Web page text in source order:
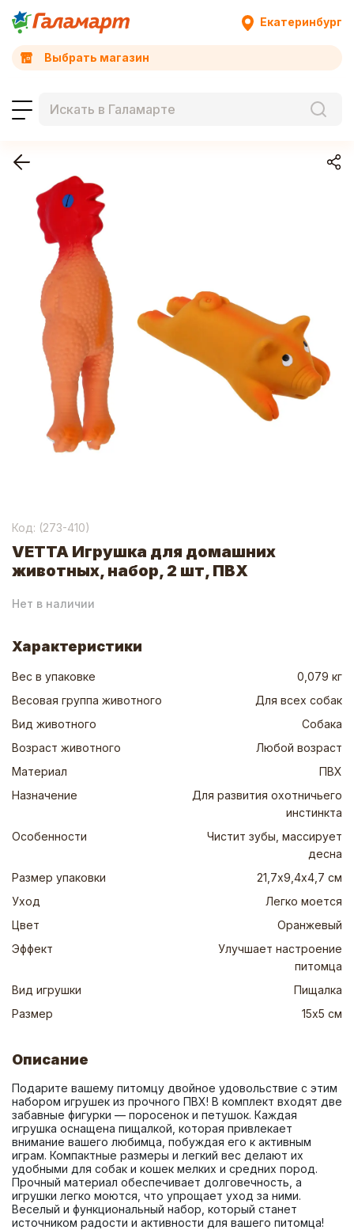
Екатеринбург
Выбрать магазин
Код: (273-410)
VETTA Игрушка для домашних
животных, набор, 2 шт, ПВХ
Нет в наличии
Характеристики
Вес в упаковке
0,079 кг
Весовая группа животного
Для всех собак
Вид животного
Собака
Возраст животного
Любой возраст
Материал
ПВХ
Назначение
Для развития охотничьего
инстинкта
Особенности
Чистит зубы, массирует
десна
Размер упаковки
21,7х9,4х4,7 см
Уход
Легко моется
Цвет
Оранжевый
Эффект
Улучшает настроение
питомца
Вид игрушки
Пищалка
Размер
15х5 см
Описание
Подарите вашему питомцу двойное удовольствие с этим
набором игрушек из прочного ПВХ! В комплект входят две
забавные фигурки — поросенок и петушок. Каждая
игрушка оснащена пищалкой, которая привлекает
внимание вашего любимца, побуждая его к активным
играм. Компактные размеры и легкий вес делают их
удобными для собак и кошек мелких и средних пород.
Прочный материал обеспечивает долговечность, а
игрушки легко моются, что упрощает уход за ними.
Веселый и функциональный набор, который станет
источником радости и активности для вашего питомца!